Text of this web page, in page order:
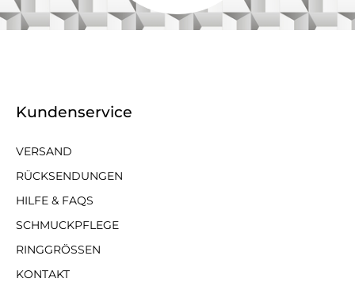
Kundenservice
VERSAND
RÜCKSENDUNGEN
HILFE & FAQS
SCHMUCKPFLEGE
RINGGRÖSSEN
KONTAKT